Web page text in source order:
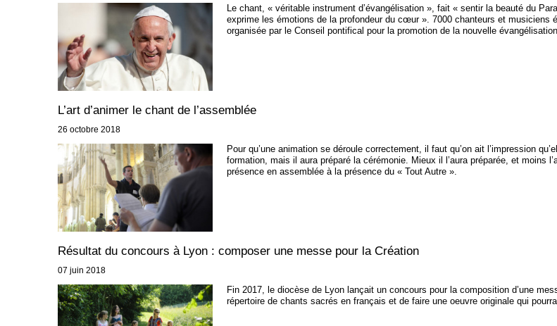
Le chant, « véritable instrument d’évangélisation », fait « sentir la beauté du
exprime les émotions de la profondeur du cœur ». 7000 chanteurs et musiciens
organisée par le Conseil pontifical pour la promotion de la nouvelle
L’art d’animer le chant de l’assemblée
26 octobre 2018
Pour qu’une animation se déroule correctement, il faut qu’on ait l’impression
formation, mais il aura préparé la cérémonie. Mieux il l’aura préparée, et moins
présence en assemblée à la présence du « Tout Autre ».
Résultat du concours à Lyon : composer une messe pour la Création
07 juin 2018
Fin 2017, le diocèse de Lyon lançait un concours pour la composition d’une
répertoire de chants sacrés en français et de faire une oeuvre originale qui